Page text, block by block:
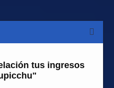
tus ingresos